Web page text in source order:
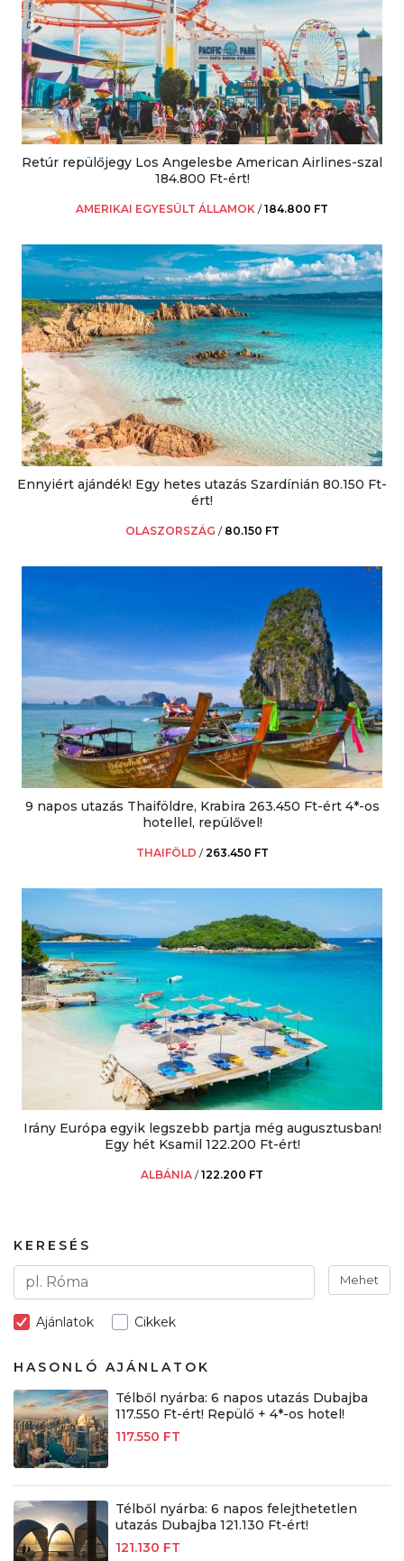
Retúr repülőjegy Los Angelesbe American Airlines-szal
184.800 Ft-ért!
AMERIKAI EGYESÜLT ÁLLAMOK /184.800 FT
Ennyiért ajándék! Egy hetes utazás Szardínián 80.150 Ft-
ért!
OLASZORSZÁG / 80.150 FT
9 napos utazás Thaiföldre, Krabira 263.450 Ft-ért 4*-os
hotellel, repülővel!
THAIFÖLD /263.450 FT
Irány Európa egyik legszebb partja még augusztusban!
Egy hét Ksamil 122.200 Ft-ért!
ALBÁNIA /122.200 FT
KERESÉS
Mehet
Ajánlatok Cikkek
HASONLÓ AJÁNLATOK
Télből nyárba: 6 napos utazás Dubajba
117.550 Ft-ért! Repülő + 4*-os hotel!
117.550 FT
Télből nyárba: 6 napos felejthetetlen
utazás Dubajba 121.130 Ft-ért!
121.130 FT